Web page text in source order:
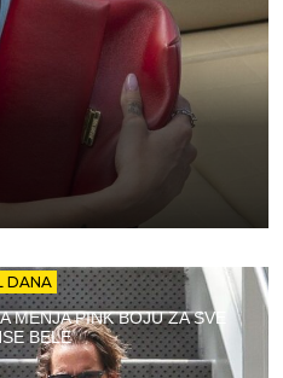
DANA
MENJA PINK BOJU ZA SVE
BELE